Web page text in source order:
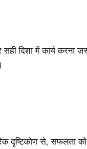
दिशा में कार्य करना
दृष्टिकोण से, सफलता को